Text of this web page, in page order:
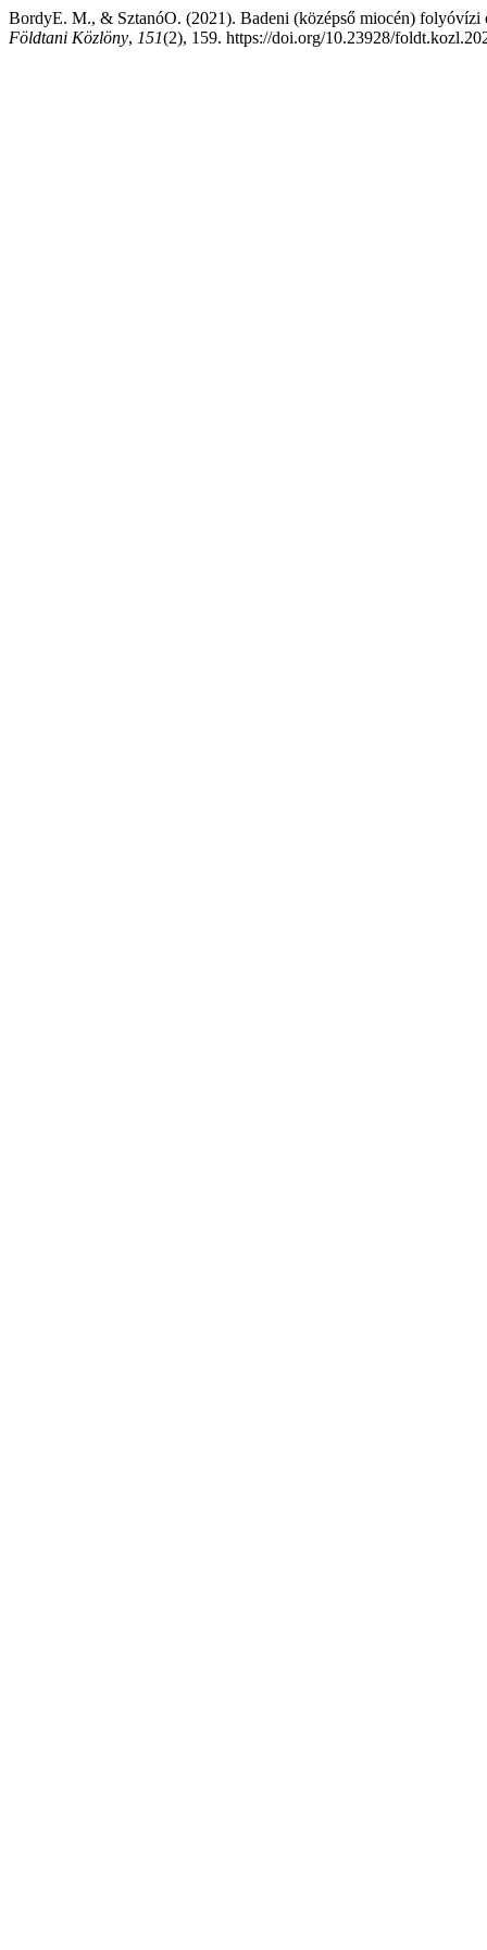
BordyE. M., & SztanóO. (2021). Badeni (középső miocén) folyóvízi
Földtani Közlöny, 151(2), 159. https://doi.org/10.23928/